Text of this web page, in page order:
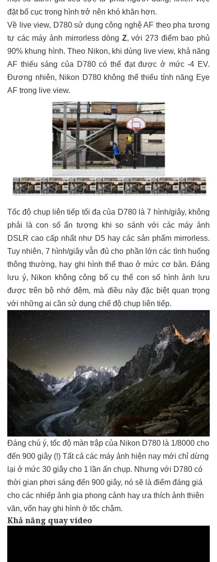
đặt bố cục trong hình trở nên khó khăn hơn.
Về live view, D780 sử dụng công nghệ AF theo pha tương
tự các máy ảnh mirrorless dòng Z, với 273 điểm bao phủ
90% khung hình. Theo Nikon, khi dùng live view, khả năng
AF thiếu sáng của D780 có thể đạt được ở mức -4 EV.
Đương nhiên, Nikon D780 không thể thiếu tính năng Eye
AF trong live view.
Tốc độ chụp liên tiếp tối đa của D780 là 7 hình/giây, không
phải là con số ấn tượng khi so sánh với các máy ảnh
DSLR cao cấp nhất như D5 hay các sản phẩm mirrorless.
Tuy nhiên, 7 hình/giây vẫn đủ cho phần lớn các tình huống
thông thường, hay ghi hình thể thao ở mức cơ bản. Đáng
lưu ý, Nikon không công bố cụ thể con số hình ảnh lưu
được trên bộ nhớ đệm, mà điều này đặc biệt quan trọng
với những ai cần sử dụng chế độ chụp liên tiếp.
Đáng chú ý, tốc độ màn trập của Nikon D780 là 1/8000 cho
đến 900 giây (!) Tất cả các máy ảnh hiện nay mới chỉ dừng
lại ở mức 30 giây cho 1 lần ấn chụp. Nhưng với D780 có
thời gian phơi sáng đến 900 giây, nó sẽ là điểm đáng giá
cho các nhiếp ảnh gia phong cảnh hay ưa thích ảnh thiên
văn, vốn hay ghi hình ở tốc chậm.
Khả năng quay video